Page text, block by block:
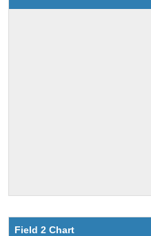
Field 2 Chart